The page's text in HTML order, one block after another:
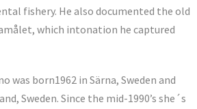
fishery. He also documented the old
which intonation he captured
was born1962 in Särna, Sweden and
Sweden. Since the mid-1990’s she´s